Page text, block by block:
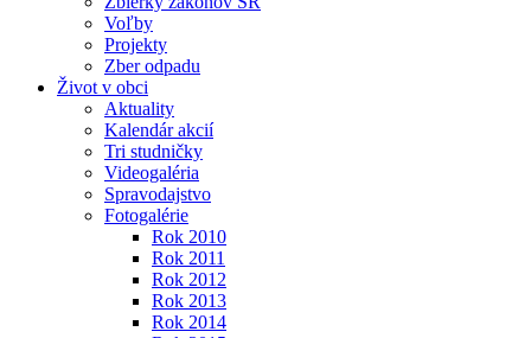
Voľby
Projekty
Zber odpadu
Život v obci
Aktuality
Kalendár akcií
Tri studničky
Videogaléria
Spravodajstvo
Fotogalérie
Rok 2010
Rok 2011
Rok 2012
Rok 2013
Rok 2014